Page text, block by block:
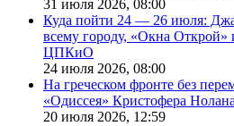
31 июля 2026, 08:00
Куда пойти 24 — 26 июля:
всему городу, «Окна Открой»
ЦПКиО
24 июля 2026, 08:00
На греческом фронте без
«Одиссея» Кристофера Нолана
20 июля 2026, 12:59